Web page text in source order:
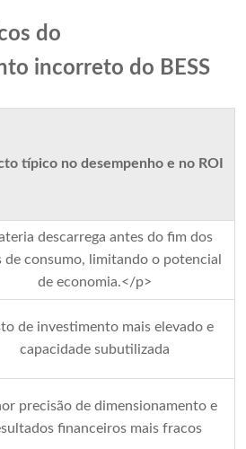
do
incorreto do BESS
típico no desempenho e no ROI
descarrega antes do fim dos
de consumo, limitando o potencial
de economia.</p>
de investimento mais elevado e
capacidade subutilizada
precisão de dimensionamento e
financeiros mais fracos